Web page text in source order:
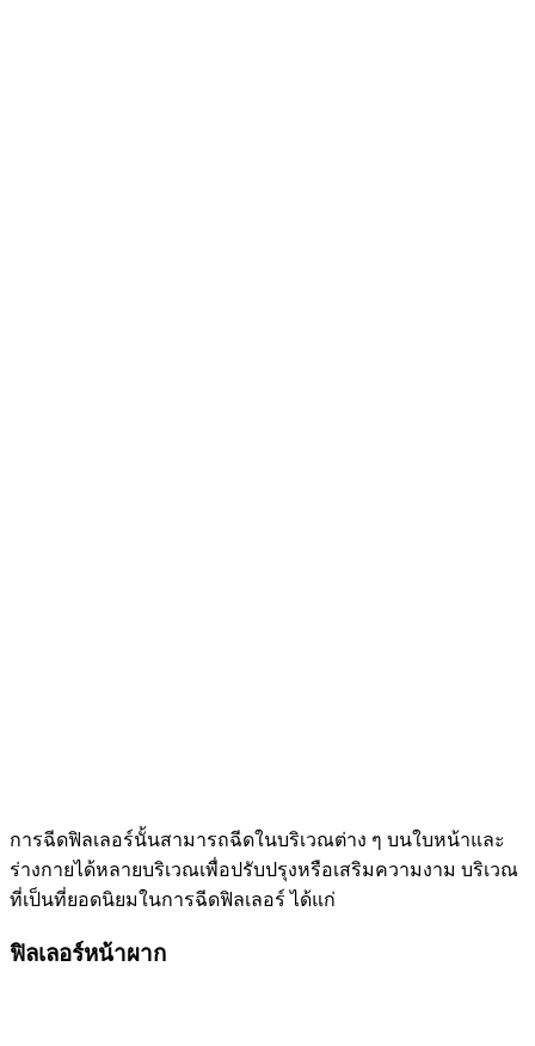
การฉีดฟิลเลอร์นั้นสามารถฉีดในบริเวณต่าง ๆ บนใบหน้าและ
ร่างกายได้หลายบริเวณเพื่อปรับปรุงหรือเสริมความงาม บริเวณ
ที่เป็นที่ยอดนิยมในการฉีดฟิลเลอร์ ได้แก่
ฟิลเลอร์หน้าผาก